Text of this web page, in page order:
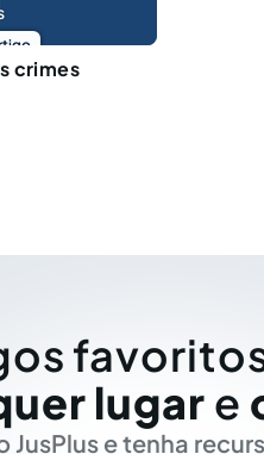
crimes
lugar e
JusPlus e tenha